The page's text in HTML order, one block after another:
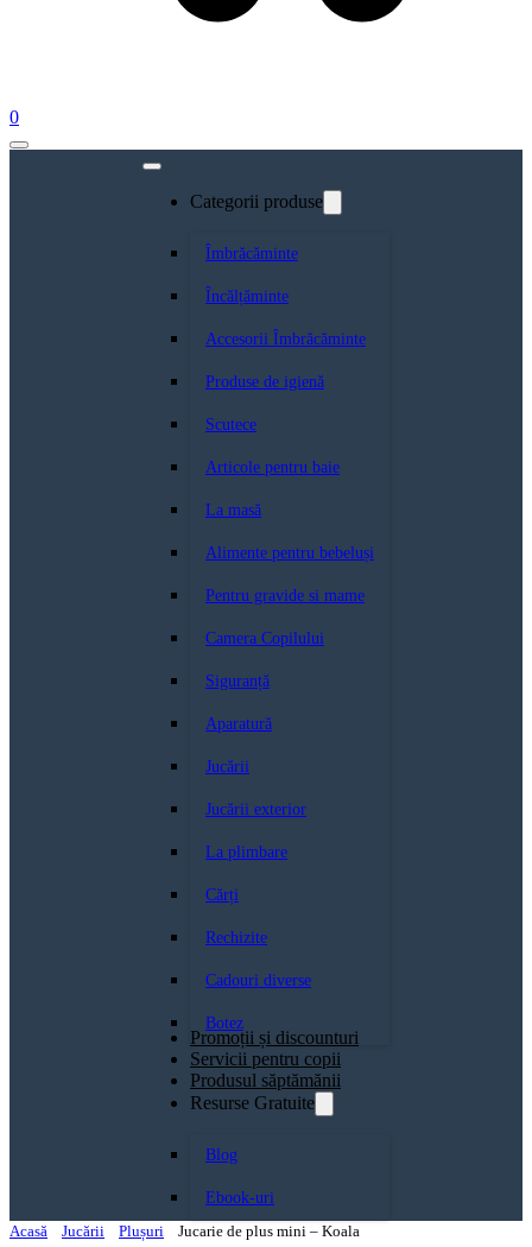
0
Categorii produse
Îmbrăcăminte
Încălțăminte
Accesorii Îmbrăcăminte
Produse de igienă
Scutece
Articole pentru baie
La masă
Alimente pentru bebeluși
Pentru gravide si mame
Camera Copilului
Siguranță
Aparatură
Jucării
Jucării exterior
La plimbare
Cărți
Rechizite
Cadouri diverse
Botez
Promoții și discounturi
Servicii pentru copii
Produsul săptămănii
Resurse Gratuite
Blog
Ebook-uri
Acasă
Jucării Plușuri Jucarie de plus mini – Koala